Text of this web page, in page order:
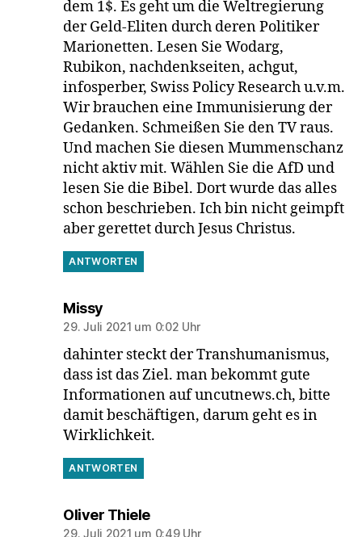
dem 1$. Es geht um die Weltregierung
der Geld-Eliten durch deren Politiker
Marionetten. Lesen Sie Wodarg,
Rubikon, nachdenkseiten, achgut,
infosperber, Swiss Policy Research u.v.m.
Wir brauchen eine Immunisierung der
Gedanken. Schmeißen Sie den TV raus.
Und machen Sie diesen Mummenschanz
nicht aktiv mit. Wählen Sie die AfD und
lesen Sie die Bibel. Dort wurde das alles
schon beschrieben. Ich bin nicht geimpft
aber gerettet durch Jesus Christus.
ANTWORTEN
Missysagt:
29. Juli 2021 um 0:02 Uhr
dahinter steckt der Transhumanismus,
dass ist das Ziel. man bekommt gute
Informationen auf uncutnews.ch, bitte
damit beschäftigen, darum geht es in
Wirklichkeit.
ANTWORTEN
Oliver Thielesagt:
29. Juli 2021 um 0:49 Uhr